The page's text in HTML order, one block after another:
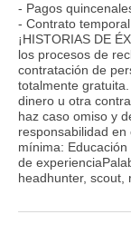
- Pagos
- Contrato
¡HISTORIAS DE
los procesos de
contratación de
totalmente
dinero u otra
haz caso omiso y
responsabilidad
mínima:
de
headhunter, scout,